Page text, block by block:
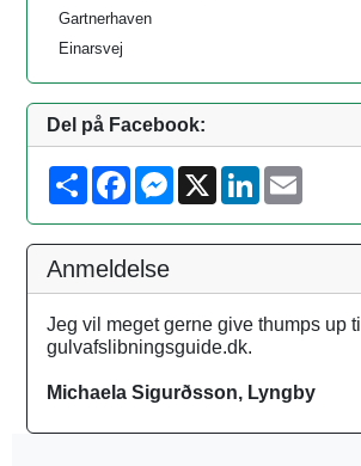
Gartnerhaven
Einarsvej
Del på Facebook:
S
h
e
F
b
o
o
M
e
g
r
X
L
e
I
l
Anmeldelse
Jeg vil meget gerne give thumps up til
gulvafslibningsguide.dk.
Michaela Sigurðsson, Lyngby